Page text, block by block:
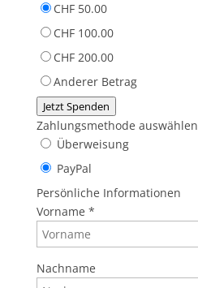
CHF 50.00
CHF 100.00
CHF 200.00
Anderer Betrag
Jetzt Spenden
Zahlungsmethode auswählen
Überweisung
PayPal
Persönliche Informationen
Vorname *
Nachname